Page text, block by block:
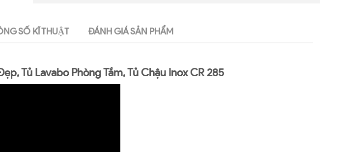
SỐ KĨ THUẬT ĐÁNH GIÁ SẢN PHẨM
Tủ Lavabo Phòng Tắm, Tủ Chậu Inox CR 285